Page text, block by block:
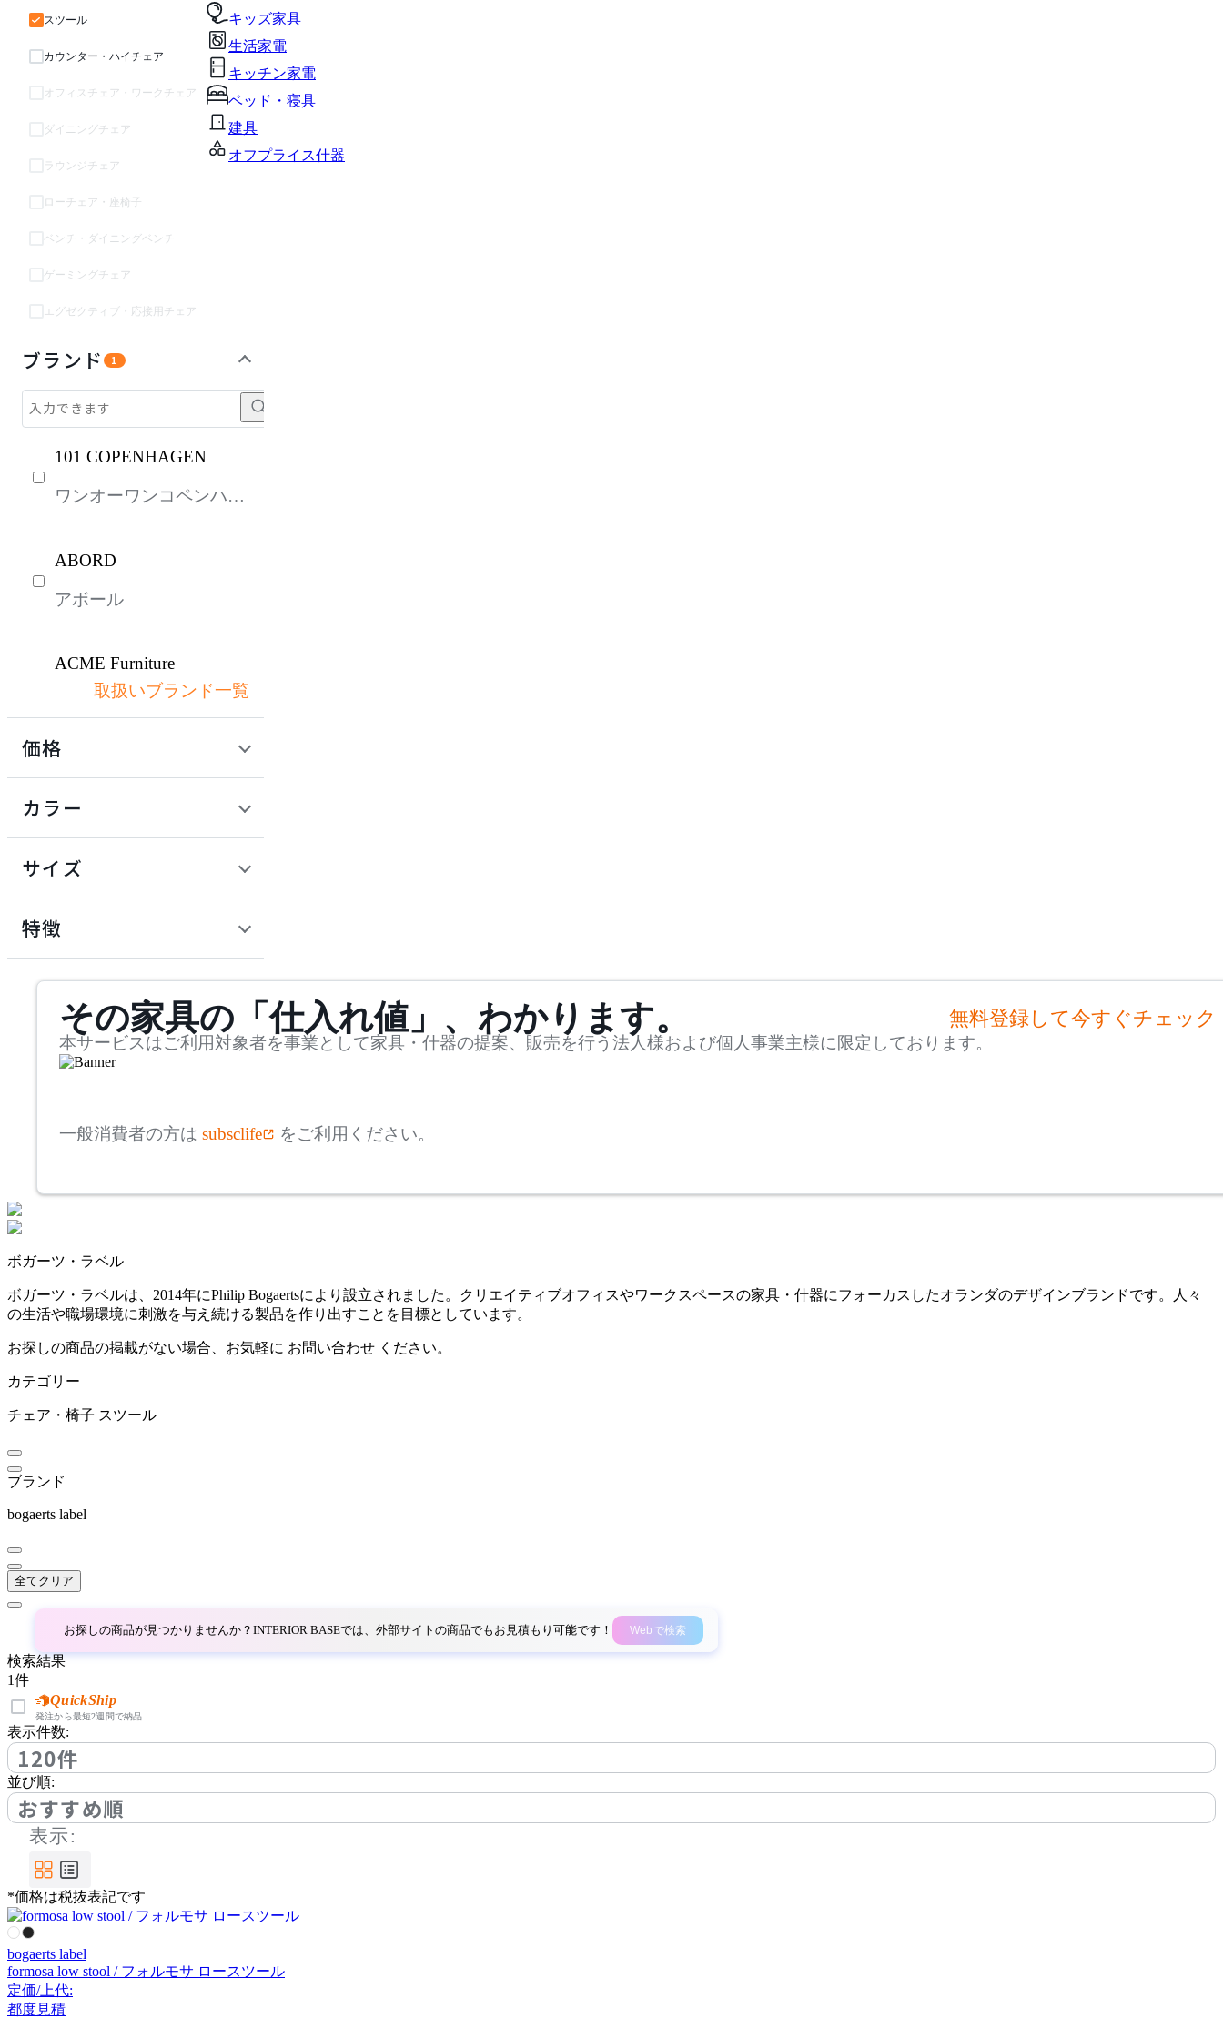
キッズ家具
生活家電
キッチン家電
ベッド・寝具
建具
オフプライス什器
スツール
カウンター・ハイチェア
オフィスチェア・ワークチェア
ダイニングチェア
ラウンジチェア
ローチェア・座椅子
ベンチ・ダイニングベンチ
ゲーミングチェア
エグゼクティブ・応接用チェア
ブランド 1
101 COPENHAGEN
ワンオーワンコペンハー
ABORD
アボール
ACME Furniture
アクメファニチャー
アダル
ADAL TOTAL INTERIOR
アコレクション
アンドリューワールド
アルナイ
AZUMAYA
アズマヤ
bellacontte
BoConcept
ボーコンセプト
bogaerts label
ボガーツ・ラベル
by interiors
バイインテリアズ
CHAISES NICOLLE
Coccole
取扱いブランド一覧
価格
カラー
サイズ
mm
検索
~
~
特徴
その家具の「仕入れ値」、わかります。 無料登録して今すぐチェック
本サービスはご利用対象者を事業として家具・什器の提案、販売を行う法人様および個人事業主様に限定しております。
一般消費者の方は subsclife をご利用ください。
ボガーツ・ラベル
ボガーツ・ラベルは、2014年にPhilip Bogaertsにより設立されました。クリエイティブオフィスやワークスペースの家具・什器にフォーカスしたオランダのデザインブランドです。人々
の生活や職場環境に刺激を与え続ける製品を作り出すことを目標としています。
お探しの商品の掲載がない場合、お気軽に お問い合わせ ください。
カテゴリー
チェア・椅子 スツール
ブランド
bogaerts label
全てクリア
お探しの商品が見つかりませんか？INTERIOR BASEでは、外部サイトの商品でもお見積もり可能です！ Webで検索
検索結果
1件
QuickShip
発注から最短2週間で納品
表示件数:
120件
並び順:
おすすめ順
表示:
*価格は税抜表記です
bogaerts label
formosa low stool / フォルモサ ロースツール
定価/上代:
都度見積